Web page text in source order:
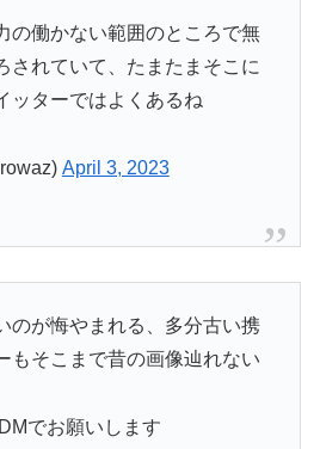
の働かない範囲のところで無
されていて、たまたまそこに
ターではよくあるね
April 3, 2023
のが悔やまれる、多分古い携
もそこまで昔の画像辿れない
でお願いします